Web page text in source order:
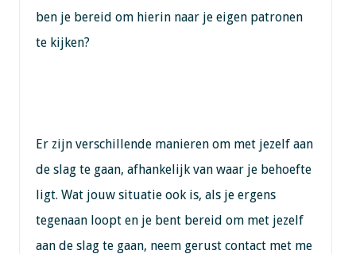
ben je bereid om hierin naar je eigen patronen
te kijken?
Er zijn verschillende manieren om met jezelf aan
de slag te gaan, afhankelijk van waar je behoefte
ligt. Wat jouw situatie ook is, als je ergens
tegenaan loopt en je bent bereid om met jezelf
aan de slag te gaan, neem gerust contact met me